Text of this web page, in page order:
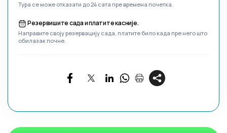
Тура се може отказати до 24 сата пре времена почетка.
Резервишите сада и платите касније.
Направите своју резервацију сада, платите било када пре него што
обилазак почне.